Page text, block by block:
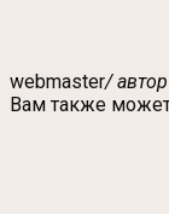
webmaster/
Вам также